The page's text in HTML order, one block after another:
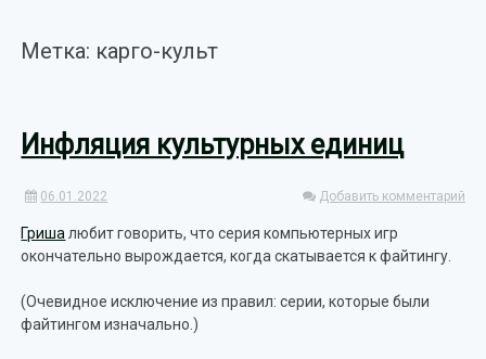
Метка: карго-культ
Инфляция культурных единиц
06.01.2022 Добавить комментарий
Гриша любит говорить, что серия компьютерных игр
окончательно вырождается, когда скатывается к файтингу.
(Очевидное исключение из правил: серии, которые были
файтингом изначально.)